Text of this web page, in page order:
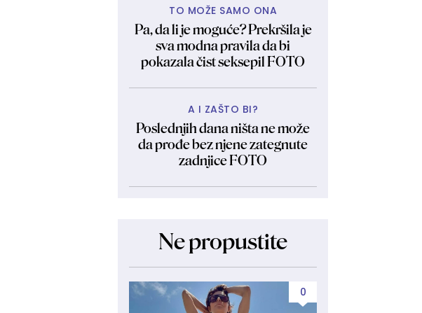
TO MOŽE SAMO ONA
Pa, da li je moguće? Prekršila je
sva modna pravila da bi
pokazala čist seksepil FOTO
A I ZAŠTO BI?
Poslednjih dana ništa ne može
da prođe bez njene zategnute
zadnjice FOTO
Ne propustite
0